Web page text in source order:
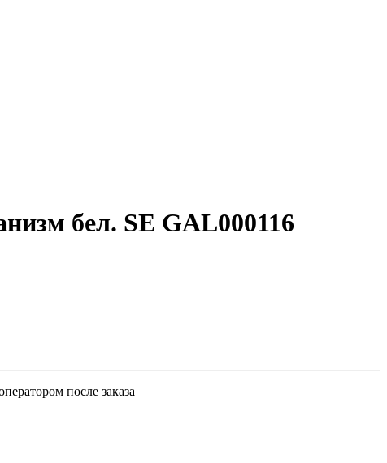
бел. SE GAL000116
после заказа